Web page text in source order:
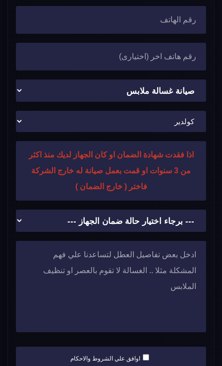
اذا فقدت شهادة الضمان او كان الجهاز لديك منذ اكثر
من 3 سنوات او قمت بعمل صيانة له خارج الشركة
فاختر ( خارج الضمان )
اوافق علي الشروط والاحكام